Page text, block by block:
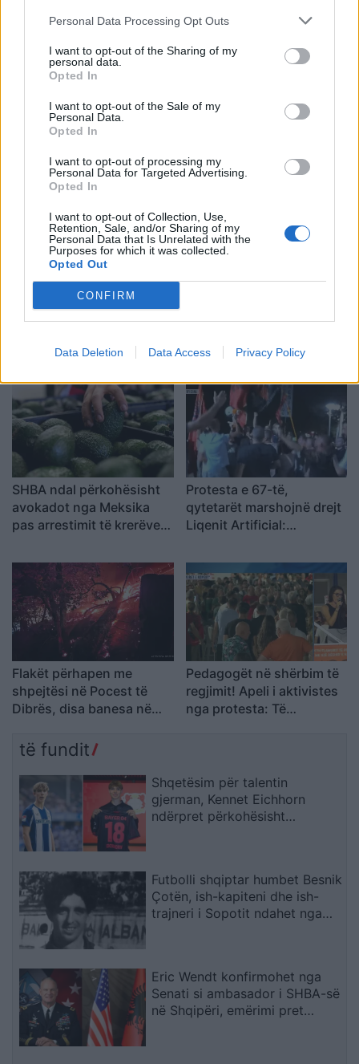
Personal Data Processing Opt Outs
I want to opt-out of the Sharing of my
personal data.
Opted In
I want to opt-out of the Sale of my
Personal Data.
Opted In
I want to opt-out of processing my
Personal Data for Targeted Advertising.
Opted In
I want to opt-out of Collection, Use,
Retention, Sale, and/or Sharing of my
Personal Data that Is Unrelated with the
Purposes for which it was collected.
Opted Out
CONFIRM
Data Deletion Data Access Privacy Policy
Eric Wendt konfirmohet
nga Senati si ambasador i
SHBA-së në Shqipëri,
emërimi pret firmën e
Trump
Futbolli librazhdas në zi,
Çota, ish-kapiten dhe ish-
trajner i Sopotit
Aksident fatal në Durrës,
makina përplas për vdekje
shoqërohet në polici
Milano, gjashtë qendra
mesazhit me email
SHBA ndal përkohësisht
avokadot nga Meksika
pas arrestimit të krerëve
Protesta e 67-të,
qytetarët marshojnë drejt
Liqenit Artificial:
revolucion”
Flakët përhapen me
shpejtësi në Pocest të
Dibrës, disa banesa në
Pedagogët në shërbim të
regjimit! Apeli i aktivistes
nga protesta: Të
të fundit
Shqetësim për talentin
gjerman, Kennet Eichhorn
ndërpret përkohësisht
Futbolli shqiptar humbet Besnik
Çotën, ish-kapiteni dhe ish-
trajneri i Sopotit ndahet nga
Eric Wendt konfirmohet nga
Senati si ambasador i SHBA-së
në Shqipëri, emërimi pret